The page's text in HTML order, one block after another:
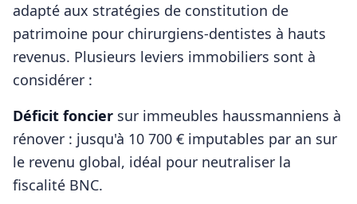
adapté aux stratégies de constitution de
patrimoine pour chirurgiens-dentistes à hauts
revenus. Plusieurs leviers immobiliers sont à
considérer :
Déficit foncier sur immeubles haussmanniens à
rénover : jusqu'à 10 700 € imputables par an sur
le revenu global, idéal pour neutraliser la
fiscalité BNC.